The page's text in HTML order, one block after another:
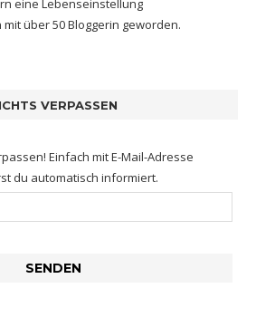
eine Lebenseinstellung
mitüber 50 Bloggerin geworden.
VERPASSEN
Einfach mit E-Mail-Adresse
du automatisch informiert.